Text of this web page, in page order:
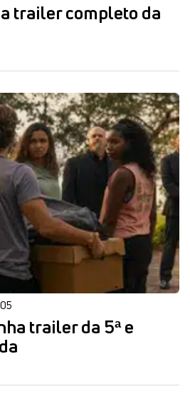
trailer completo da
trailer da 5ª e